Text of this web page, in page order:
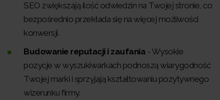
SEO zwiększają ilość odwiedzin na Twojej stronie, co
bezpośrednio przekłada się na więcej możliwości
konwersji.
Budowanie reputacji i zaufania - Wysokie
pozycje w wyszukiwarkach podnoszą wiarygodność
Twojej marki i sprzyjają kształtowaniu pozytywnego
wizerunku firmy.